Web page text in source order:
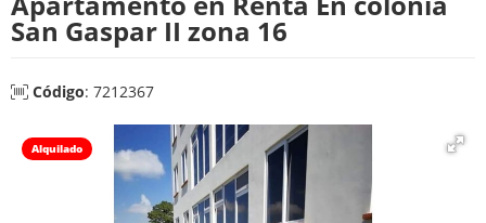
San Gaspar II zona 16
Código: 7212367
Alquilado